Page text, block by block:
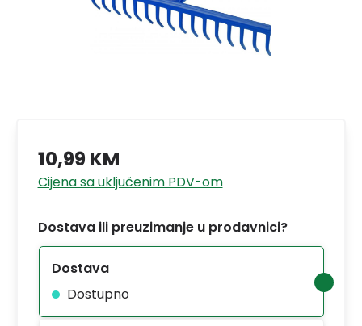
10,99 KM
Cijena sa uključenim PDV-om
Dostava ili preuzimanje u prodavnici?
Dostava
Dostupno